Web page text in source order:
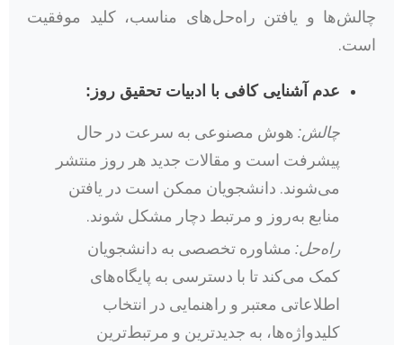
چالش‌ها و یافتن راه‌حل‌های مناسب، کلید موفقیت
است.
عدم آشنایی کافی با ادبیات تحقیق روز:
چالش: هوش مصنوعی به سرعت در حال
پیشرفت است و مقالات جدید هر روز منتشر
می‌شوند. دانشجویان ممکن است در یافتن
منابع به‌روز و مرتبط دچار مشکل شوند.
راه‌حل: مشاوره تخصصی به دانشجویان
کمک می‌کند تا با دسترسی به پایگاه‌های
اطلاعاتی معتبر و راهنمایی در انتخاب
کلیدواژه‌ها، به جدیدترین و مرتبط‌ترین